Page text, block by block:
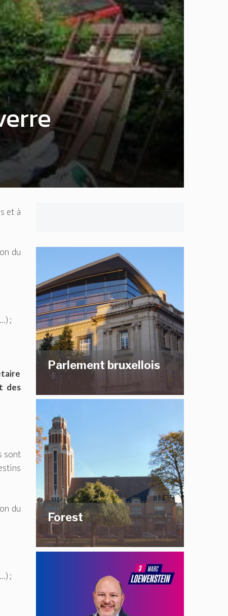
et à
du
;
des
sont
du
;
Parlement bruxellois
Forest